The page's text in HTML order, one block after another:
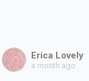
Erica Lovely
a month ago